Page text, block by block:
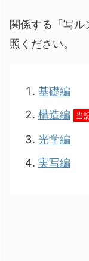
関係する「写
照ください。
基礎編
構造編
当
光学編
実写編